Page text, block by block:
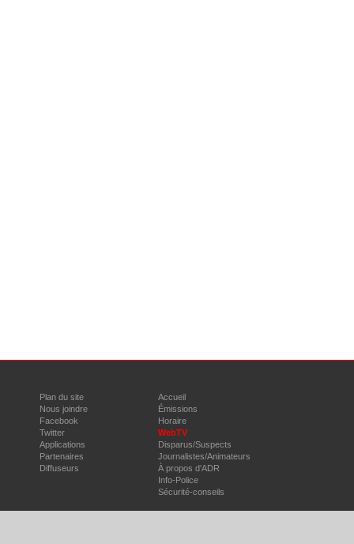
Plan du site
Nous joindre
Facebook
Twitter
Applications
Partenaires
Diffuseurs
Accueil
Émissions
Horaire
WebTV
Disparus/Suspects
Journalistes/Animateurs
À propos d'ADR
Info-Police
Sécurité-conseils